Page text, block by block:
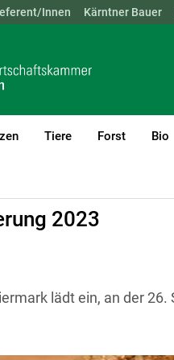
BGLD KTN NÖ OÖ SBG
Innen Kärntner Bauer
Tiere Forst Bio
2023
lädt ein, an der 26.